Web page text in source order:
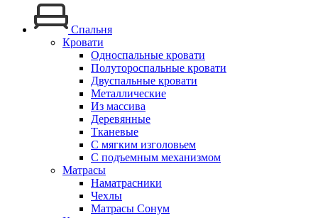
Спальня
Кровати
Односпальные кровати
Полутороспальные кровати
Двуспальные кровати
Металлические
Из массива
Деревянные
Тканевые
С мягким изголовьем
С подъемным механизмом
Матрасы
Наматрасники
Чехлы
Матрасы Сонум